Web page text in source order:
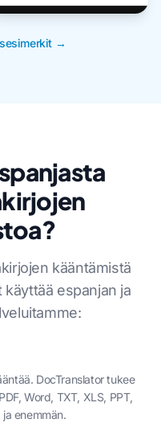
→
kääntämistä
espanjan ja
DocTranslator tukee
Word, TXT, XLS, PPT,
ja enemmän.